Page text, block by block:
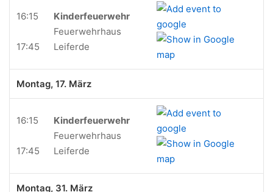
16:15
17:45
Kinderfeuerwehr
Feuerwehrhaus
Leiferde
Montag, 17. März
16:15
17:45
Kinderfeuerwehr
Feuerwehrhaus
Leiferde
Montag, 31. März